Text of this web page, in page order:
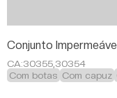
Conjunto
CA:30355,30354
Com botas Com capuz